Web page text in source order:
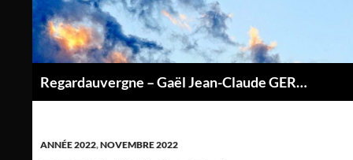
contenu
Regardauvergne – Gaël Jean-Claude GERARD
ANNÉE 2022,NOVEMBRE 2022